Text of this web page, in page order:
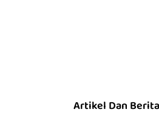
Artikel Dan